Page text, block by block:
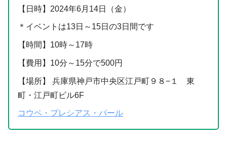
【日時】2024年6月14日（金）
＊イベントは13日～15日の3日間です
【時間】10時～17時
【費用】10分～15分で500円
【場所】 兵庫県神戸市中央区江戸町９８−１ 東
町・江戸町ビル6F
コウベ・プレシアス・パール